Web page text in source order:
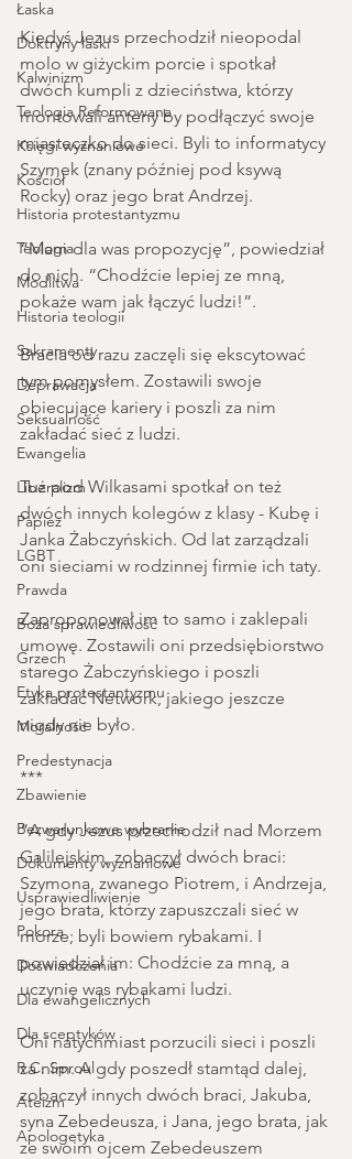
Łaska
Doktryny łaski
Kalwinizm
Teologia Reformowana
Księgi wyznaniowe
Kościół
Historia protestantyzmu
Teologia
Modlitwa
Historia teologii
Sakramenty
Deprawacja
Seksualność
Ewangelia
Liberalizm
Papież
LGBT
Prawda
Boża sprawiedliwość
Grzech
Etyka protestantyzmu
Moralność
Predestynacja
Zbawienie
Bezwarunkowe wybranie
Dokumenty wyznaniowe
Usprawiedliwienie
Pokora
Doświadczenia
Dla ewangelicznych
Dla sceptyków
R.C. Sproul
Ateizm
Apologetyka
Kiedyś Jezus przechodził nieopodal
molo w giżyckim porcie i spotkał
dwóch kumpli z dzieciństwa, którzy
montowali anteny by podłączyć swoje
miasteczko do sieci. Byli to informatycy
Szymek (znany później pod ksywą
Rocky) oraz jego brat Andrzej.
“Mam dla was propozycję”, powiedział
do nich. “Chodźcie lepiej ze mną,
pokaże wam jak łączyć ludzi!”.
Bracia od razu zaczęli się ekscytować
tym pomysłem. Zostawili swoje
obiecujące kariery i poszli za nim
zakładać sieć z ludzi.
Tuż pod Wilkasami spotkał on też
dwóch innych kolegów z klasy - Kubę i
Janka Żabczyńskich. Od lat zarządzali
oni sieciami w rodzinnej firmie ich taty.
Zaproponował im to samo i zaklepali
umowę. Zostawili oni przedsiębiorstwo
starego Żabczyńskiego i poszli
zakładać Network, jakiego jeszcze
nigdy nie było.
***
“A gdy Jezus przechodził nad Morzem
Galilejskim, zobaczył dwóch braci:
Szymona, zwanego Piotrem, i Andrzeja,
jego brata, którzy zapuszczali sieć w
morze; byli bowiem rybakami. I
powiedział im: Chodźcie za mną, a
uczynię was rybakami ludzi.
Oni natychmiast porzucili sieci i poszli
za nim. A gdy poszedł stamtąd dalej,
zobaczył innych dwóch braci, Jakuba,
syna Zebedeusza, i Jana, jego brata, jak
ze swoim ojcem Zebedeuszem